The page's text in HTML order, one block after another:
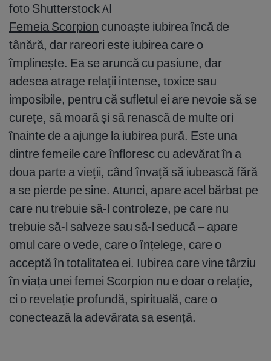
foto Shutterstock AI
Femeia Scorpion cunoaște iubirea încă de
tânără, dar rareori este iubirea care o
împlinește. Ea se aruncă cu pasiune, dar
adesea atrage relații intense, toxice sau
imposibile, pentru că sufletul ei are nevoie să se
curețe, să moară și să renască de multe ori
înainte de a ajunge la iubirea pură. Este una
dintre femeile care înfloresc cu adevărat în a
doua parte a vieții, când învață să iubească fără
a se pierde pe sine. Atunci, apare acel bărbat pe
care nu trebuie să-l controleze, pe care nu
trebuie să-l salveze sau să-l seducă – apare
omul care o vede, care o înțelege, care o
acceptă în totalitatea ei. Iubirea care vine târziu
în viața unei femei Scorpion nu e doar o relație,
ci o revelație profundă, spirituală, care o
conectează la adevărata sa esență.